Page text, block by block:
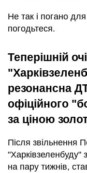
Не так і погано
погодьтеся.
Теперішній
резонансна
офіційного
за ціною
Після звільнення
"Харківзеленбуду"
на пару тижнів,